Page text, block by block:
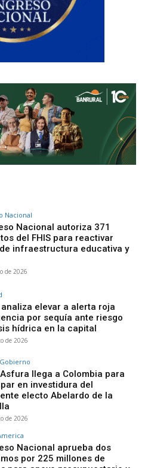
Nacional
Nacional autoriza 371
del FHIS para reactivar
infraestructura educativa y
de 2026
analiza elevar a alerta roja
por sequía ante riesgo
hídrica en la capital
de 2026
llega a Colombia para
en investidura del
electo Abelardo de la
de 2026
Nacional aprueba dos
por 225 millones de